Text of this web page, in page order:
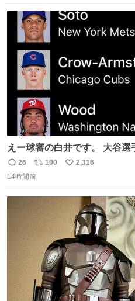
っていきたい… （昭和4年婦
ト
数
数
えー球審の白井です。 大谷
１位に躍り出ました。
返
信
26
リ
ポ
100
い
2,316
14時間前